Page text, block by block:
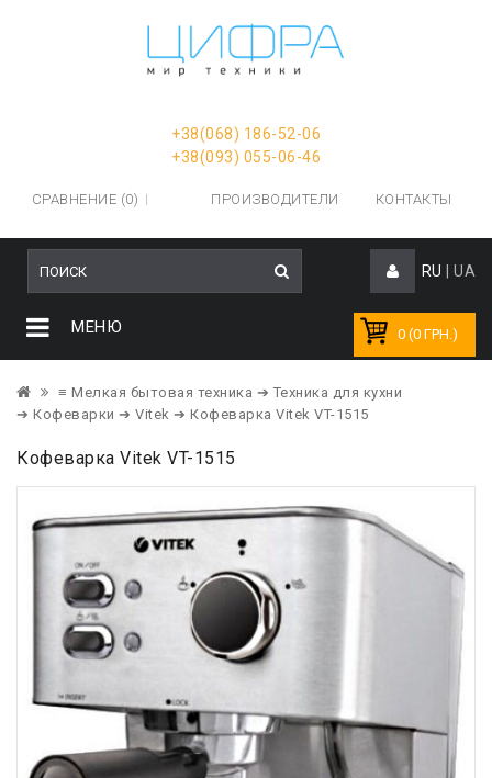
+38(068) 186-52-06
+38(093) 055-06-46
СРАВНЕНИЕ (0) ПРОИЗВОДИТЕЛИ КОНТАКТЫ
RU UA
0 (0 ГРН.)
МЕНЮ
≡ Мелкая бытовая техника ➔ Техника для кухни
➔ Кофеварки ➔ Vitek ➔ Кофеварка Vitek VT-1515
Кофеварка Vitek VT-1515